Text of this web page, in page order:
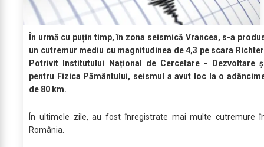
În urmă cu puțin timp, în zona seismică Vrancea, s-a
un cutremur mediu cu magnitudinea de 4,3 pe scara
Potrivit Institutului Național de Cercetare - Dezvoltare
pentru Fizica Pământului, seismul a avut loc la o
de 80 km.
În ultimele zile, au fost înregistrate mai multe cutremure
România.